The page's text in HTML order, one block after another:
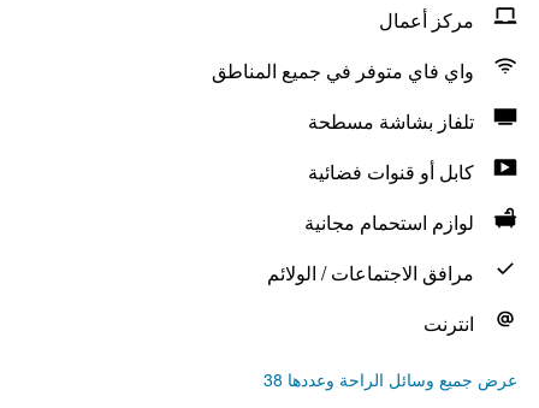
مركز أعمال
واي فاي متوفر في جميع المناطق
تلفاز بشاشة مسطحة
كابل أو قنوات فضائية
لوازم استحمام مجانية
مرافق الاجتماعات / الولائم
انترنت
عرض جميع وسائل الراحة وعددها 38